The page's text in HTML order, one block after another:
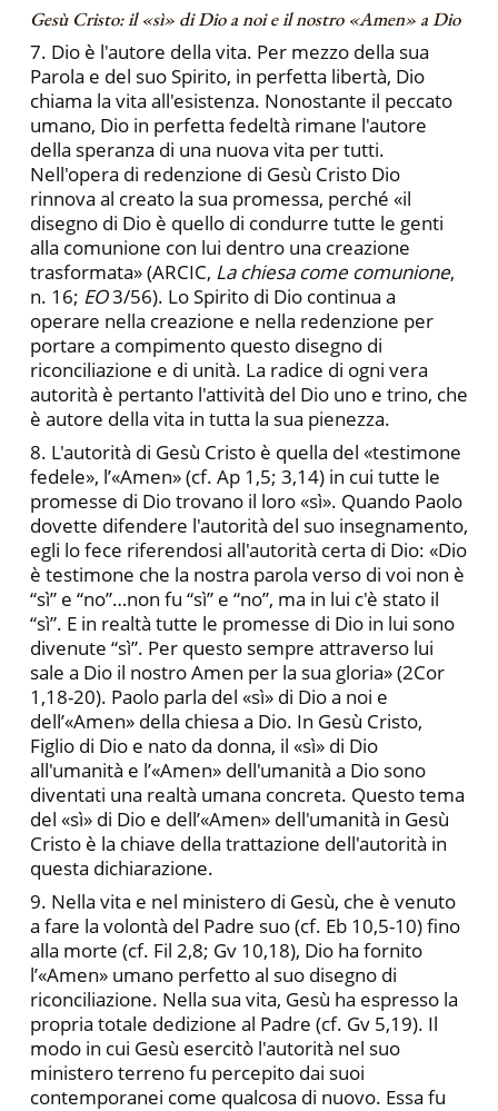
Gesù Cristo: il «sì» di Dio a noi e il nostro «Amen» a Dio
7. Dio è l'autore della vita. Per mezzo della sua
Parola e del suo Spirito, in perfetta libertà, Dio
chiama la vita all'esistenza. Nonostante il peccato
umano, Dio in perfetta fedeltà rimane l'autore
della speranza di una nuova vita per tutti.
Nell'opera di redenzione di Gesù Cristo Dio
rinnova al creato la sua promessa, perché «il
disegno di Dio è quello di condurre tutte le genti
alla comunione con lui dentro una creazione
trasformata» (ARCIC, La chiesa come comunione,
n. 16; EO3/56). Lo Spirito di Dio continua a
operare nella creazione e nella redenzione per
portare a compimento questo disegno di
riconciliazione e di unità. La radice di ogni vera
autorità è pertanto l'attività del Dio uno e trino, che
è autore della vita in tutta la sua pienezza.
8. L'autorità di Gesù Cristo è quella del «testimone
fedele», l’«Amen» (cf. Ap 1,5; 3,14) in cui tutte le
promesse di Dio trovano il loro «sì». Quando Paolo
dovette difendere l'autorità del suo insegnamento,
egli lo fece riferendosi all'autorità certa di Dio: «Dio
è testimone che la nostra parola verso di voi non è
“sì” e “no”…non fu “sì” e “no”, ma in lui c'è stato il
“sì”. E in realtà tutte le promesse di Dio in lui sono
divenute “sì”. Per questo sempre attraverso lui
sale a Dio il nostro Amen per la sua gloria» (2Cor
1,18-20). Paolo parla del «sì» di Dio a noi e
dell’«Amen» della chiesa a Dio. In Gesù Cristo,
Figlio di Dio e nato da donna, il «sì» di Dio
all'umanità e l’«Amen» dell'umanità a Dio sono
diventati una realtà umana concreta. Questo tema
del «sì» di Dio e dell’«Amen» dell'umanità in Gesù
Cristo è la chiave della trattazione dell'autorità in
questa dichiarazione.
9. Nella vita e nel ministero di Gesù, che è venuto
a fare la volontà del Padre suo (cf. Eb 10,5-10) fino
alla morte (cf. Fil 2,8; Gv 10,18), Dio ha fornito
l’«Amen» umano perfetto al suo disegno di
riconciliazione. Nella sua vita, Gesù ha espresso la
propria totale dedizione al Padre (cf. Gv 5,19). Il
modo in cui Gesù esercitò l'autorità nel suo
ministero terreno fu percepito dai suoi
contemporanei come qualcosa di nuovo. Essa fu